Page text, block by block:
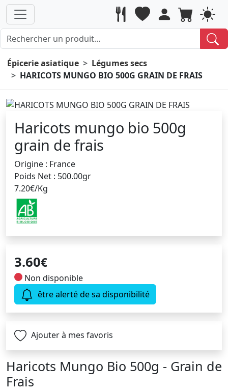
Épicerie asiatique
Légumes secs
HARICOTS MUNGO BIO 500G GRAIN DE FRAIS
Haricots mungo bio 500g
grain de frais
Origine : France
Poids Net : 500.00gr
7.20€/Kg
3.60€
Non disponible
être alerté de sa disponibilité
Ajouter à mes favoris
Haricots Mungo Bio 500g - Grain de
Frais